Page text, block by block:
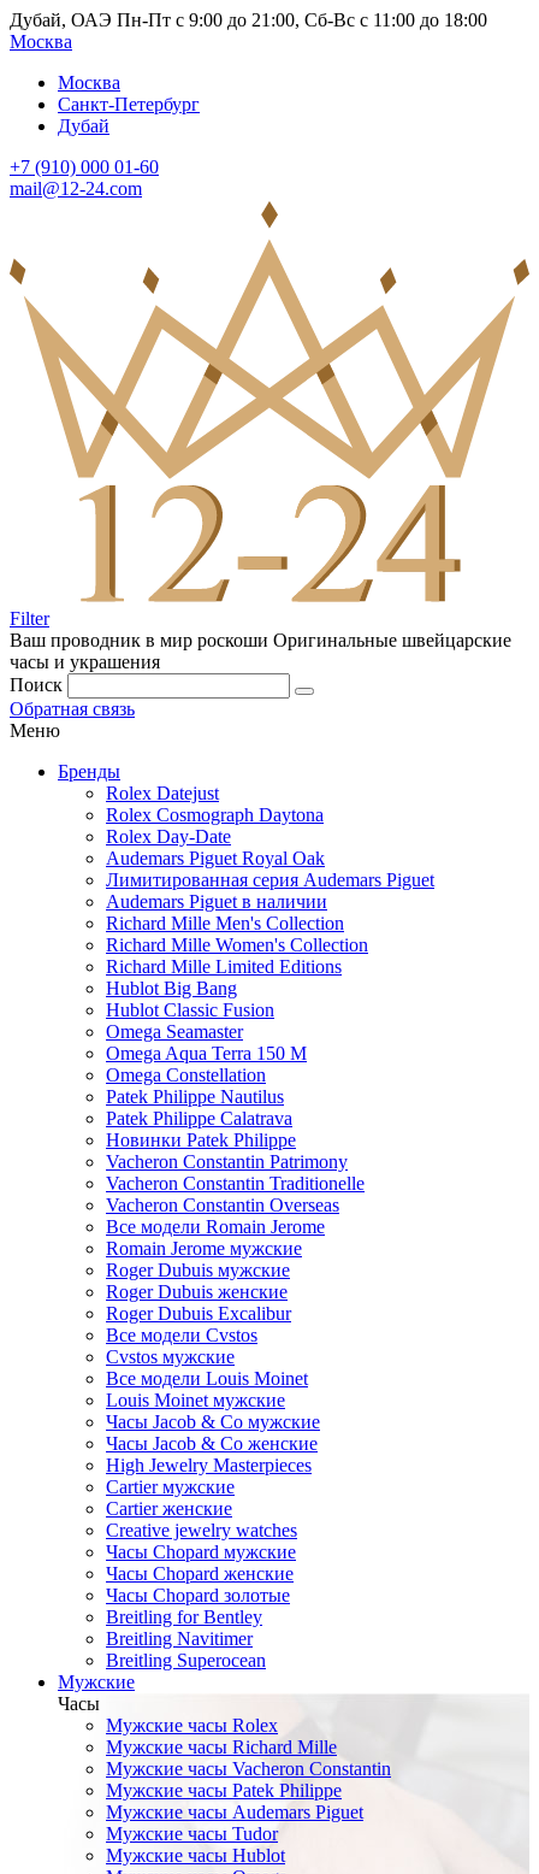
Дубай, ОАЭ Пн-Пт с 9:00 до 21:00, Сб-Вс с 11:00 до 18:00
Москва
Москва
Санкт-Петербург
Дубай
+7 (910) 000 01-60
mail@12-24.com
Filter
Ваш проводник в мир роскоши Оригинальные швейцарские
часы и украшения
Поиск
Обратная связь
Меню
Бренды
Rolex Datejust
Rolex Cosmograph Daytona
Rolex Day-Date
Audemars Piguet Royal Oak
Лимитированная серия Audemars Piguet
Audemars Piguet в наличии
Richard Mille Men's Collection
Richard Mille Women's Collection
Richard Mille Limited Editions
Hublot Big Bang
Hublot Classic Fusion
Omega Seamaster
Omega Aqua Terra 150 M
Omega Constellation
Patek Philippe Nautilus
Patek Philippe Calatrava
Новинки Patek Philippe
Vacheron Constantin Patrimony
Vacheron Constantin Traditionelle
Vacheron Constantin Overseas
Все модели Romain Jerome
Romain Jerome мужские
Roger Dubuis мужские
Roger Dubuis женские
Roger Dubuis Excalibur
Все модели Cvstos
Cvstos мужские
Все модели Louis Moinet
Louis Moinet мужские
Часы Jacob & Co мужские
Часы Jacob & Co женские
High Jewelry Masterpieces
Cartier мужские
Cartier женские
Creative jewelry watches
Часы Chopard мужские
Часы Сhopard женские
Часы Сhopard золотые
Breitling for Bentley
Breitling Navitimer
Breitling Superocean
Мужские
Часы
Мужские часы Rolex
Мужские часы Richard Mille
Мужские часы Vacheron Constantin
Мужские часы Patek Philippe
Мужские часы Audemars Piguet
Мужские часы Tudor
Мужские часы Hublot